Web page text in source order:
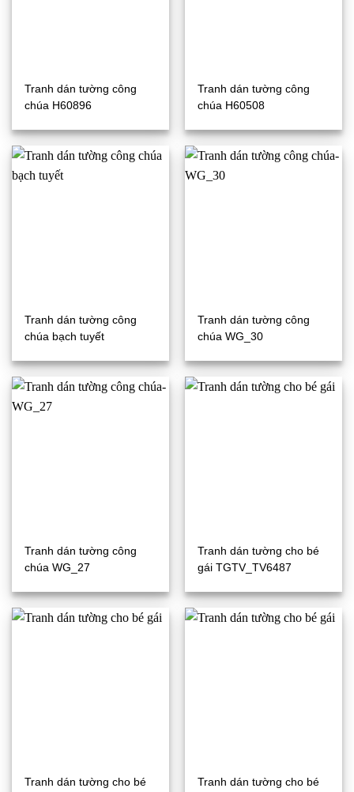
Tranh dán tường công
chúa H60896
Tranh dán tường công
chúa H60508
Tranh dán tường công
chúa bạch tuyết
Tranh dán tường công
chúa WG_30
Tranh dán tường công
chúa WG_27
Tranh dán tường cho bé
gái TGTV_TV6487
Tranh dán tường cho bé
Tranh dán tường cho bé